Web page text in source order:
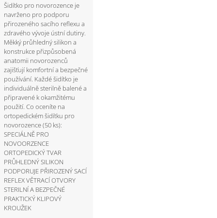
Šidítko pro novorozence je
navrženo pro podporu
přirozeného sacího reflexu a
zdravého vývoje ústní dutiny.
Měkký průhledný silikon a
konstrukce přizpůsobená
anatomii novorozenců
zajišťují komfortní a bezpečné
používání. Každé šidítko je
individuálně sterilně balené a
připravené k okamžitému
použití. Co oceníte na
ortopedickém šidítku pro
novorozence (50 ks):
SPECIÁLNĚ PRO
NOVOORZENCE
ORTOPEDICKÝ TVAR
PRŮHLEDNÝ SILIKON
PODPORUJE PŘIROZENÝ SACÍ
REFLEX VĚTRACÍ OTVORY
STERILNÍ A BEZPEČNÉ
PRAKTICKÝ KLIPOVÝ
KROUŽEK